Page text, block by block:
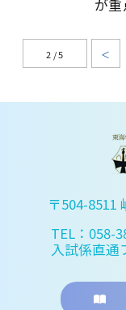
が重
2 / 5 ＜
〒504-8511
TEL：058-
入試係直通